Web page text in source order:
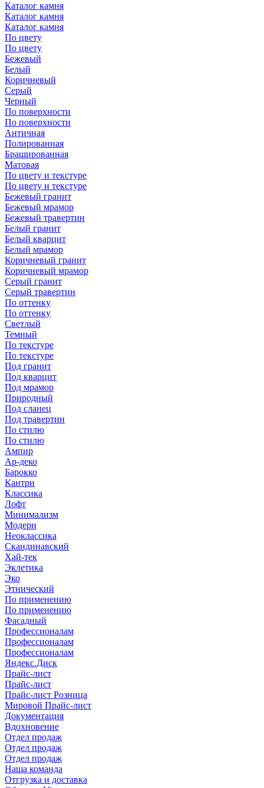
Каталог камня
Каталог камня
Каталог камня
По цвету
По цвету
Бежевый
Белый
Коричневый
Серый
Черный
По поверхности
По поверхности
Античная
Полированная
Брашированная
Матовая
По цвету и текстуре
По цвету и текстуре
Бежевый гранит
Бежевый мрамор
Бежевый травертин
Белый гранит
Белый кварцит
Белый мрамор
Коричневый гранит
Коричневый мрамор
Серый гранит
Серый травертин
По оттенку
По оттенку
Светлый
Темный
По текстуре
По текстуре
Под гранит
Под кварцит
Под мрамор
Природный
Под сланец
Под травертин
По стилю
По стилю
Ампир
Ар-деко
Барокко
Кантри
Классика
Лофт
Минимализм
Модерн
Неоклассика
Скандинавский
Хай-тек
Эклетика
Эко
Этнический
По применению
По применению
Фасадный
Профессионалам
Профессионалам
Профессионалам
Яндекс.Диск
Прайс-лист
Прайс-лист
Прайс-лист Розница
Мировой Прайс-лист
Документация
Вдохновение
Отдел продаж
Отдел продаж
Отдел продаж
Наша команда
Отгрузка и доставка